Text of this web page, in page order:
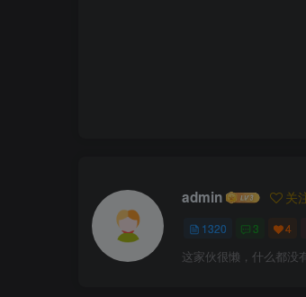
admin 关
1320 3 4
这家伙很懒，什么都没